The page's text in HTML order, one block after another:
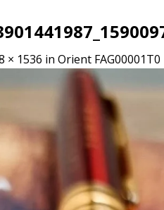
× 1536 in Orient FAG00001T0